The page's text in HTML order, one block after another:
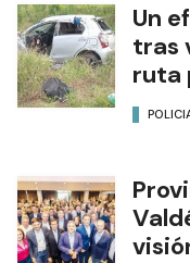
Un
tras
ruta